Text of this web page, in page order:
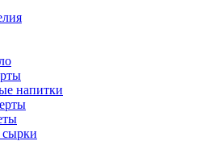
напитки
сырки